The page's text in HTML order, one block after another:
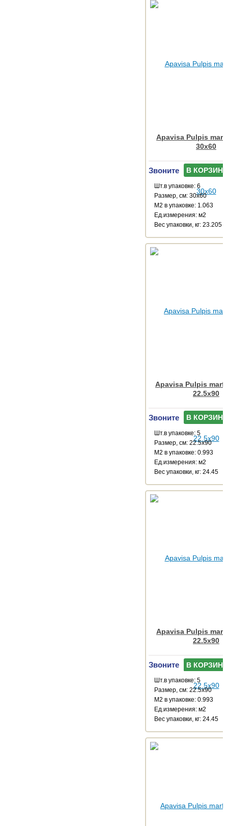
Apavisa Pulpis
30x60
Звоните В КОРЗИНУ
Шт.в упаковке: 6
Размер, см: 30x60
М2 в упаковке: 1.063
Ед.измерения: м2
Веc упаковки, кг: 23.205
Apavisa Pulpis
22.5x90
Звоните В КОРЗИНУ
Шт.в упаковке: 5
Размер, см: 22.5x90
М2 в упаковке: 0.993
Ед.измерения: м2
Веc упаковки, кг: 24.45
Apavisa Pulpis
22.5x90
Звоните В КОРЗИНУ
Шт.в упаковке: 5
Размер, см: 22.5x90
М2 в упаковке: 0.993
Ед.измерения: м2
Веc упаковки, кг: 24.45